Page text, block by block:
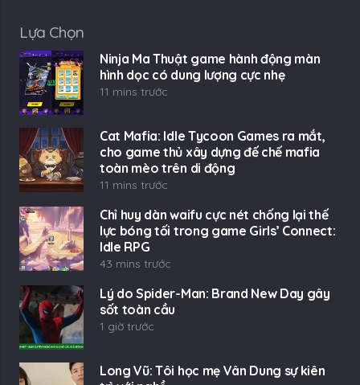
Lựa Chọn
Ninja Ma Thuật game hành động màn
hình dọc có dung lượng cực nhẹ
11 mins trước
Cat Mafia: Idle Tycoon Games ra mắt,
cho game thủ xây dựng đế chế mafia
toàn mèo trên di động
11 mins trước
Chỉ huy dàn waifu cực nét chống lại thế
lực bóng tối trong game Girls’ Connect:
Idle RPG
43 mins trước
Lý do Spider-Man: Brand New Day gây
sốt toàn cầu
1 giờ trước
Long Vũ: Tôi học mẹ Vân Dung sự kiên